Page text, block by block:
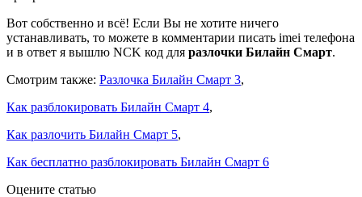
Вот собственно и всё! Если Вы не хотите ничего
устанавливать, то можете в комментарии писать imei телефона
и в ответ я вышлю NCK код для разлочки Билайн Смарт.
Смотрим также: Разлочка Билайн Смарт 3,
Как разблокировать Билайн Смарт 4,
Как разлочить Билайн Смарт 5,
Как бесплатно разблокировать Билайн Смарт 6
Оцените статью